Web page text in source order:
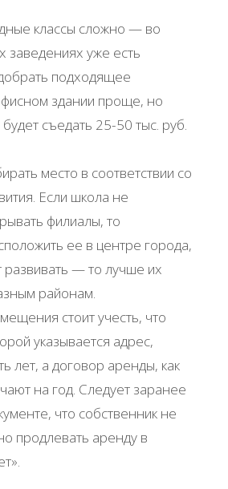
классы сложно — во
заведениях уже есть
подходящее
здании проще, но
съедать 25-50 тыс. руб.
место в соответствии со
Если школа не
филиалы, то
ее в центре города,
развивать — то лучше их
районам.
стоит учесть, что
указывается адрес,
лет, а договор аренды, как
на год. Следует заранее
что собственник не
продлевать аренду в